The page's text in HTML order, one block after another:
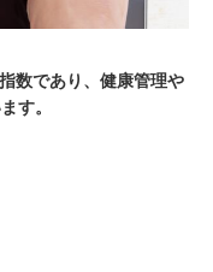
数であり、健康管理や
す。